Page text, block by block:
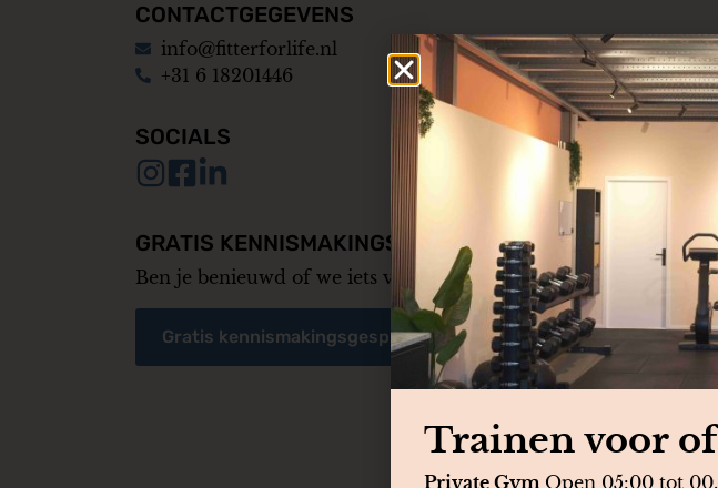
CONTACTGEGEVENS
info@fitterforlife.nl
+31 6 18201446
SOCIALS
GRATIS KENNISMAKINGSGESPREK
Ben je benieuwd of we iets voor je kunnen betekenen?
Gratis kennismakingsgesprek
Trainen voor
Private Gym Open 05:00 tot